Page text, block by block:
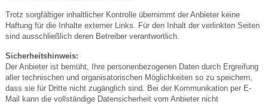
Trotz sorgfältiger inhaltlicher Kontrolle übernimmt der Anbieter keine
Haftung für die Inhalte externer Links. Für den Inhalt der verlinkten Seiten
sind ausschließlich deren Betreiber verantwortlich.
Sicherheitshinweis:
Der Anbieter ist bemüht, Ihre personenbezogenen Daten durch Ergreifung
aller technischen und organisatorischen Möglichkeiten so zu speichern,
dass sie für Dritte nicht zugänglich sind. Bei der Kommunikation per E-
Mail kann die vollständige Datensicherheit vom Anbieter nicht